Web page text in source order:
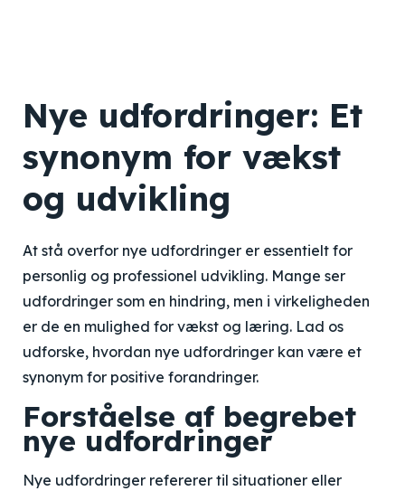
Nye udfordringer: Et
synonym for vækst
og udvikling
At stå overfor nye udfordringer er essentielt for
personlig og professionel udvikling. Mange ser
udfordringer som en hindring, men i virkeligheden
er de en mulighed for vækst og læring. Lad os
udforske, hvordan nye udfordringer kan være et
synonym for positive forandringer.
Forståelse af begrebet
nye udfordringer
Nye udfordringer refererer til situationer eller